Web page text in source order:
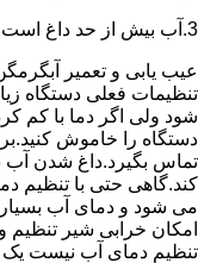
3.آب بیش از حد داغ است
عیب یابی و تعمیر
تنظیمات فعلی دستگاه
شود ولی اگر دما با کم
دستگاه را خاموش
تماس بگیرد.داغ شدن آب
کند.گاهی حتی با تنظیم
می شود و دمای آب
امکان خرابی شیر تنظیم
تنظیم دمای آب نیست